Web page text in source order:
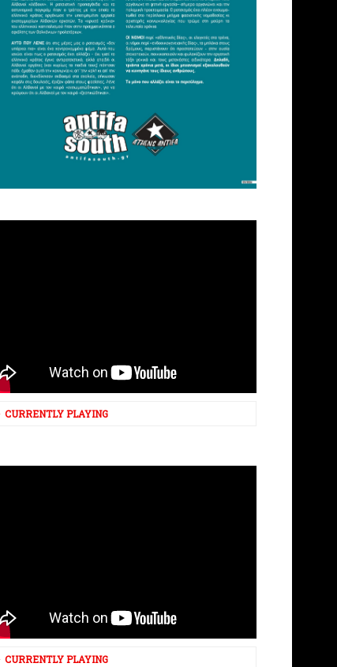
CURRENTLY PLAYING
CURRENTLY PLAYING